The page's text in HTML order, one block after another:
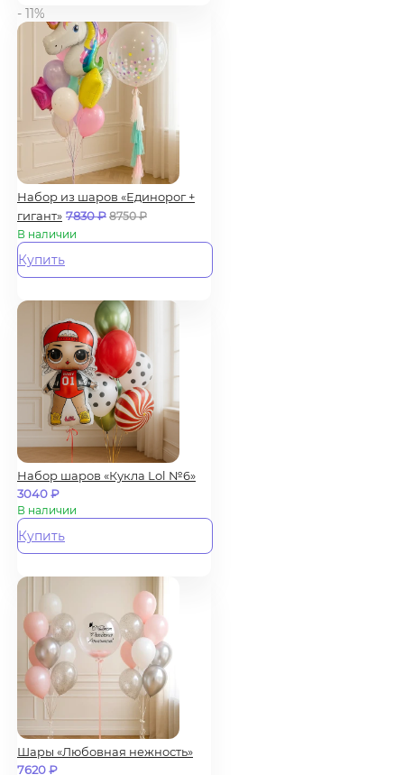
- 11%
Набор из шаров «Единорог +
гигант» 7830₽ 8750₽
В наличии
Купить
Набор шаров «Кукла Lol №6»
3040₽
В наличии
Купить
Шары «Любовная нежность»
7620₽